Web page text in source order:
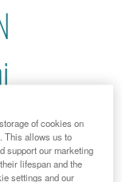
von
of cookies on
This allows us to
support our marketing
lifespan and the
settings and our